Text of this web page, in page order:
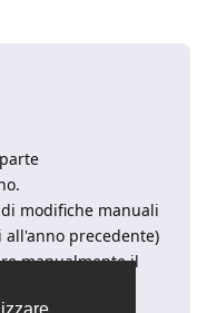
modifiche manuali
precedente)
manualmente il